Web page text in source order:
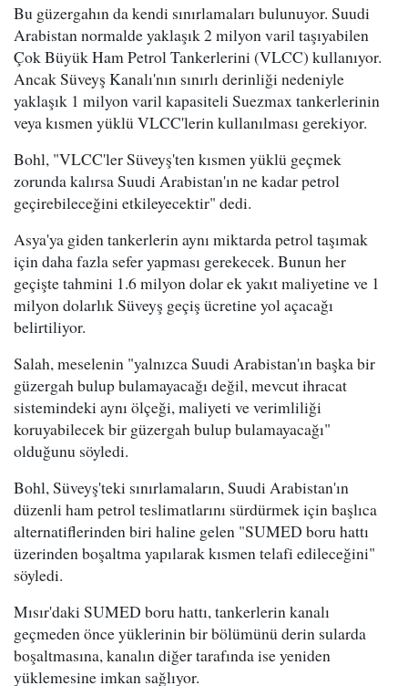
Bu güzergahın da kendi sınırlamaları bulunuyor. Suudi
Arabistan normalde yaklaşık 2 milyon varil taşıyabilen
Çok Büyük Ham Petrol Tankerlerini (VLCC) kullanıyor.
Ancak Süveyş Kanalı'nın sınırlı derinliği nedeniyle
yaklaşık 1 milyon varil kapasiteli Suezmax tankerlerinin
veya kısmen yüklü VLCC'lerin kullanılması gerekiyor.
Bohl, "VLCC'ler Süveyş'ten kısmen yüklü geçmek
zorunda kalırsa Suudi Arabistan'ın ne kadar petrol
geçirebileceğini etkileyecektir" dedi.
Asya'ya giden tankerlerin aynı miktarda petrol taşımak
için daha fazla sefer yapması gerekecek. Bunun her
geçişte tahmini 1.6 milyon dolar ek yakıt maliyetine ve 1
milyon dolarlık Süveyş geçiş ücretine yol açacağı
belirtiliyor.
Salah, meselenin "yalnızca Suudi Arabistan'ın başka bir
güzergah bulup bulamayacağı değil, mevcut ihracat
sistemindeki aynı ölçeği, maliyeti ve verimliliği
koruyabilecek bir güzergah bulup bulamayacağı"
olduğunu söyledi.
Bohl, Süveyş'teki sınırlamaların, Suudi Arabistan'ın
düzenli ham petrol teslimatlarını sürdürmek için başlıca
alternatiflerinden biri haline gelen "SUMED boru hattı
üzerinden boşaltma yapılarak kısmen telafi edileceğini"
söyledi.
Mısır'daki SUMED boru hattı, tankerlerin kanalı
geçmeden önce yüklerinin bir bölümünü derin sularda
boşaltmasına, kanalın diğer tarafında ise yeniden
yüklemesine imkan sağlıyor.